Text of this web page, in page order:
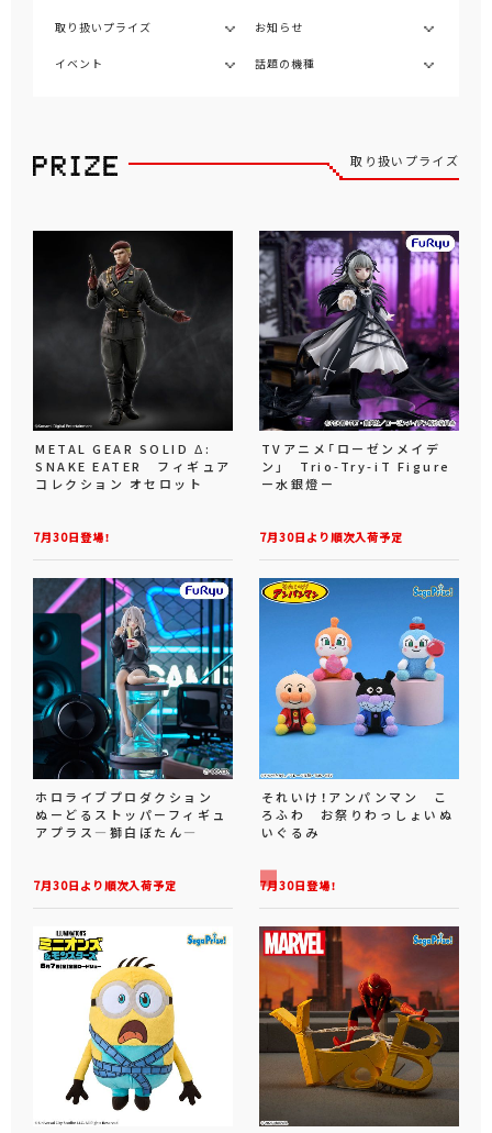
取り扱いプライズ お知らせ
イベント 話題の機種
取り扱いプライズ
7月30日登場！
METAL GEAR SOLID Δ:
SNAKE EATER フィギュア
コレクション オセロット
7月30日より順次入荷予定
TVアニメ「ローゼンメイデ
ン」 Trio-Try-iT Figure
ー水銀燈ー
7月30日より順次入荷予定
ホロライブプロダクション
ぬーどるストッパーフィギュ
アプラス―獅白ぼたん―
7月30日登場！
それいけ！アンパンマン こ
ろふわ お祭りわっしょいぬ
いぐるみ